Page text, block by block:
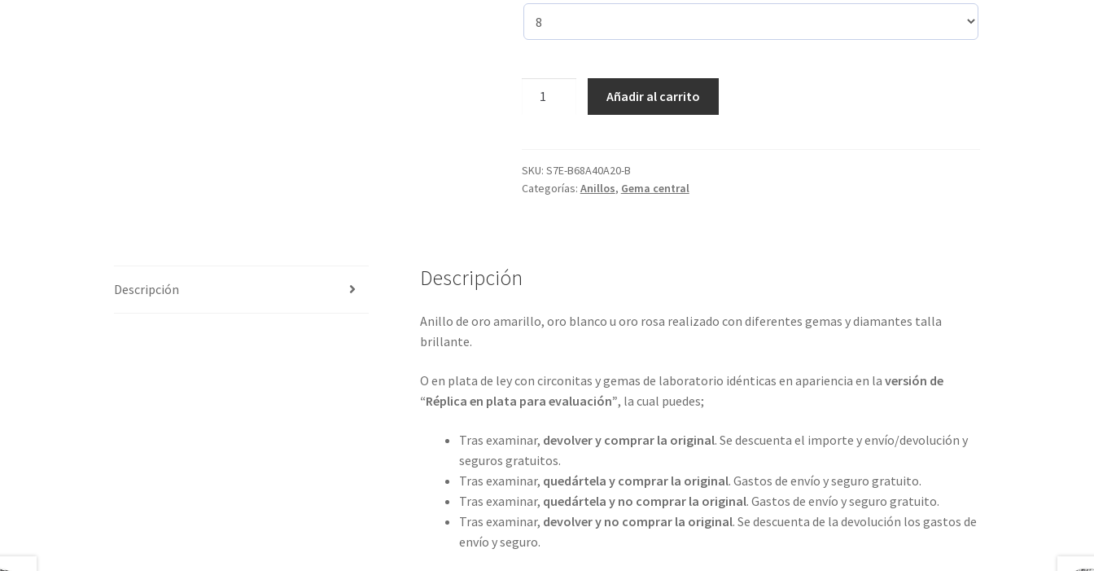
y
4
cantidad
Añadir al carrito
SKU: S7E-B68A40A20-B
Categorías: Anillos, Gema central
Descripción Descripción
Anillo de oro amarillo, oro blanco u oro rosa realizado con diferentes gemas y diamantes talla
brillante.
O en plata de ley con circonitas y gemas de laboratorio idénticas en apariencia en la versión de
“Réplica en plata para evaluación”, la cual puedes;
Tras examinar, devolver y comprar la original. Se descuenta el importe y envío/devolución y
seguros gratuitos.
Tras examinar, quedártela y comprar la original. Gastos de envío y seguro gratuito.
Tras examinar, quedártela y no comprar la original. Gastos de envío y seguro gratuito.
Tras examinar, devolver y no comprar la original. Se descuenta de la devolución los gastos de
envío y seguro.